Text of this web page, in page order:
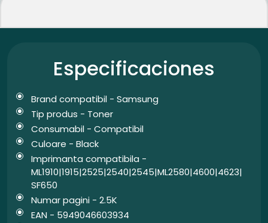
Especificaciones
Brand compatibil - Samsung
Tip produs - Toner
Consumabil - Compatibil
Culoare - Black
Imprimanta compatibila -
ML1910|1915|2525|2540|2545|ML2580|4600|4623|
SF650
Numar pagini - 2.5K
EAN - 5949046603934